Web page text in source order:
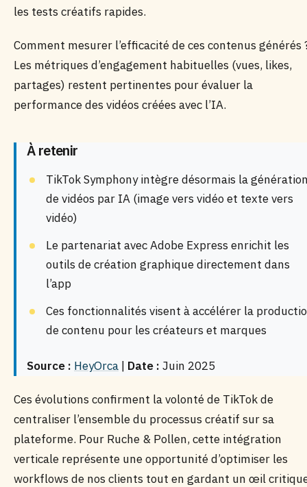
les tests créatifs rapides.
Comment mesurer l’efficacité de ces contenus générés
Les métriques d’engagement habituelles (vues, likes,
partages) restent pertinentes pour évaluer la
performance des vidéos créées avec l’IA.
À retenir
TikTok Symphony intègre désormais la
de vidéos par IA (image vers vidéo et texte vers
vidéo)
Le partenariat avec Adobe Express enrichit les
outils de création graphique directement dans
l’app
Ces fonctionnalités visent à accélérer la
de contenu pour les créateurs et marques
Source : HeyOrca | Date : Juin 2025
Ces évolutions confirment la volonté de TikTok de
centraliser l’ensemble du processus créatif sur sa
plateforme. Pour Ruche & Pollen, cette intégration
verticale représente une opportunité d’optimiser les
workflows de nos clients tout en gardant un œil